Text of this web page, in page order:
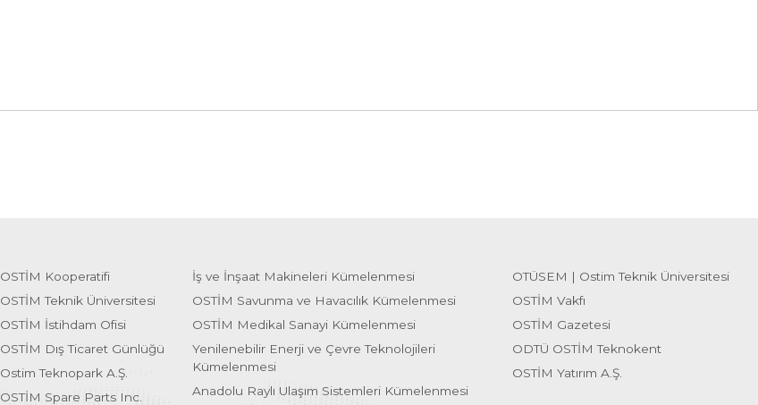
OSTİM Kooperatifi
OSTİM Teknik Üniversitesi
OSTİM İstihdam Ofisi
OSTİM Dış Ticaret Günlüğü
Ostim Teknopark A.Ş.
OSTİM Spare Parts Inc.
İş ve İnşaat Makineleri Kümelenmesi
OSTİM Savunma ve Havacılık Kümelenmesi
OSTİM Medikal Sanayi Kümelenmesi
Yenilenebilir Enerji ve Çevre Teknolojileri
Kümelenmesi
Anadolu Raylı Ulaşım Sistemleri Kümelenmesi
OTÜSEM | Ostim Teknik Üniversitesi
OSTİM Vakfı
OSTİM Gazetesi
ODTÜ OSTİM Teknokent
OSTİM Yatırım A.Ş.